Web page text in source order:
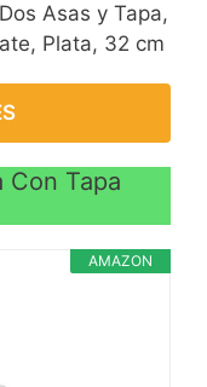
Asas y Tapa,
Plata, 32 cm
Con Tapa
AMAZON